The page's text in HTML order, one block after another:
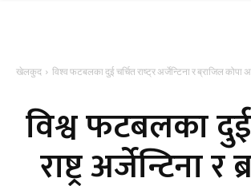
खेलकुद विश्व फटबलका दुई चर्चित राष्ट्र अर्जेन्टिना र ब्राजिल कोपा
विश्व फटबलका
राष्ट्र अर्जेन्टिना र